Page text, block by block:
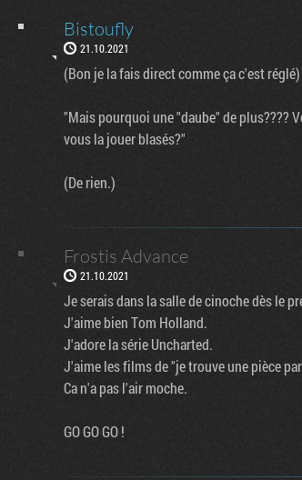
Bistoufly
21.10.2021
(Bon je la fais direct comme ça c'est réglé)
"Mais pourquoi une "daube" de plus????
vous la jouer blasés?"
(De rien.)
Frostis Advance
21.10.2021
Je serais dans la salle de cinoche dès le
J'aime bien Tom Holland.
J'adore la série Uncharted.
J'aime les films de "je trouve une pièce
Ca n'a pas l'air moche.
GO GO GO !